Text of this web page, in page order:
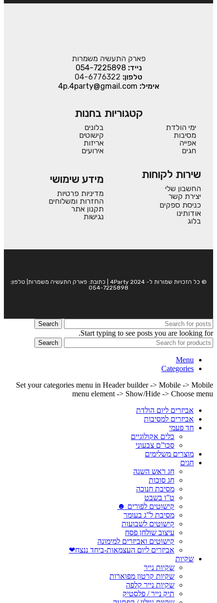
פארק התעשיה משמרות
נייד:054-7225898
טלפון: 04-6776322
אימיל: 4p.4party@gmail.com
קטגוריות בחנות
ימי הולדת
מסיבות
אפייה
חגים
בלונים
קישוטים
אריזות
אירועים
שירות לקוחות
החשבון שלי
יצירת קשר
כניסת ספקים
אודותינו
בלוג
מידע שימושי
מדיניות פרטיות
החזרות ומשלוחים
תקנון אתר
נגישות
© כל הזכויות שמורות ל- 4Party 2024 | כתובת: פארק התעשיה משמרות| טלפון:
054-7225898
Search
Start typing to see posts you are looking for.
Search
Menu
Categories
Set your categories menu in Header builder -> Mobile -> Mobile
menu element -> Show/Hide -> Choose menu
אביזרים ליום הולדת
אביזרים למסיבות
חד פעמי
כלים אקולוגיים
סכו”ם צבעוני
מוצרים משלימים
חגים
חג ראש השנה
חג סוכות
מסיבת חנוכה
ט”ו בשבט
קישוטים לפורים ☻
מסיבת ל”ג בעומר
קישוטים לשבועות
עיצוב שולחן פסח
קישוטים ואביזרים למימונה
אביזרים ליום העצמאות-ביחד ננצח❤
שקיות
שקיות נייר
שקיות קרטון מפוארות
שקיות נייר קלפה
תיק נייר / פלסטיק